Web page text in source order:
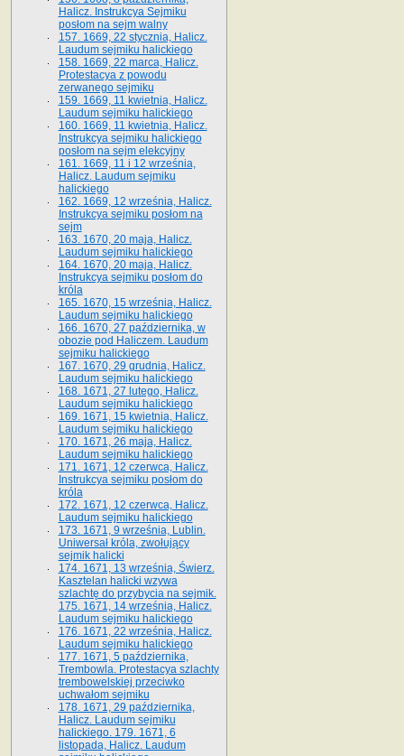
Halicz. Instrukcya Sejmiku
posłom na sejm walny
157. 1669, 22 stycznia, Halicz.
Laudum sejmiku halickiego
158. 1669, 22 marca, Halicz.
Protestacya z powodu
zerwanego sejmiku
159. 1669, 11 kwietnia, Halicz.
Laudum sejmiku halickiego
160. 1669, 11 kwietnia, Halicz.
Instrukcya sejmiku halickiego
posłom na sejm elekcyjny
161. 1669, 11 i 12 września,
Halicz. Laudum sejmiku
halickiego
162. 1669, 12 września, Halicz.
Instrukcya sejmiku posłom na
sejm
163. 1670, 20 maja, Halicz.
Laudum sejmiku halickiego
164. 1670, 20 maja, Halicz.
Instrukcya sejmiku posłom do
króla
165. 1670, 15 września, Halicz.
Laudum sejmiku halickiego
166. 1670, 27 października, w
obozie pod Haliczem. Laudum
sejmiku halickiego
167. 1670, 29 grudnia, Halicz.
Laudum sejmiku halickiego
168. 1671, 27 lutego, Halicz.
Laudum sejmiku halickiego
169. 1671, 15 kwietnia, Halicz.
Laudum sejmiku halickiego
170. 1671, 26 maja, Halicz.
Laudum sejmiku halickiego
171. 1671, 12 czerwca, Halicz.
Instrukcya sejmiku posłom do
króla
172. 1671, 12 czerwca, Halicz.
Laudum sejmiku halickiego
173. 1671, 9 września, Lublin.
Uniwersał króla, zwołujący
sejmik halicki
174. 1671, 13 września, Świerz.
Kasztelan halicki wzywa
szlachtę do przybycia na sejmik.
175. 1671, 14 września, Halicz.
Laudum sejmiku halickiego
176. 1671, 22 września, Halicz.
Laudum sejmiku halickiego
177. 1671, 5 października,
Trembowla. Protestacya szlachty
trembowelskiej przeciwko
uchwałom sejmiku
178. 1671, 29 października,
Halicz. Laudum sejmiku
halickiego. 179. 1671, 6
listopada, Halicz. Laudum